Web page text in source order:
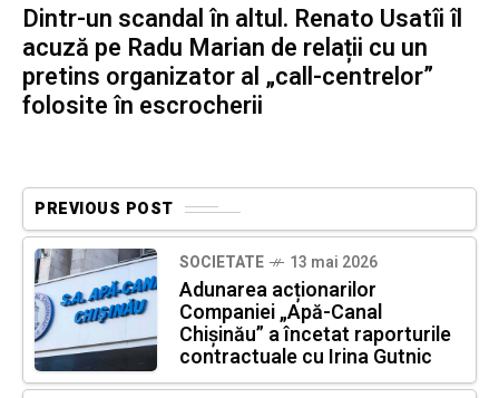
Dintr-un scandal în altul. Renato Usatîi îl
acuză pe Radu Marian de relații cu un
pretins organizator al „call-centrelor”
folosite în escrocherii
PREVIOUS POST
SOCIETATE 13 mai 2026
Adunarea acționarilor
Companiei „Apă-Canal
Chișinău” a încetat raporturile
contractuale cu Irina Gutnic